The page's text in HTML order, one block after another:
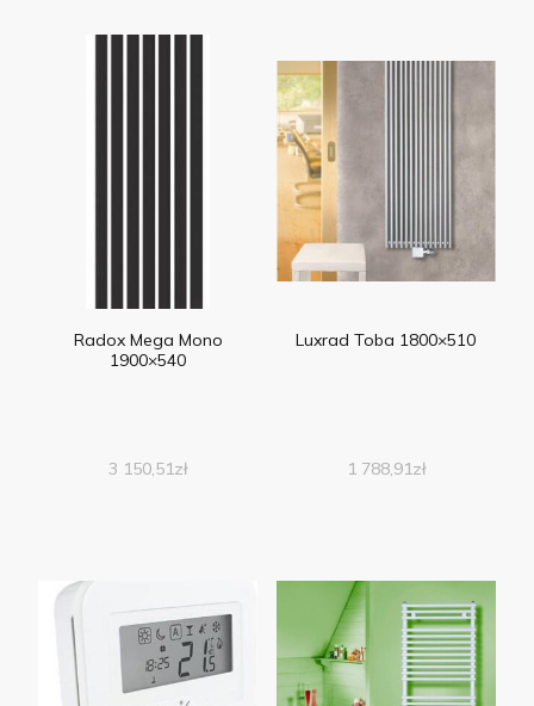
Radox Mega Mono
1900×540
3 150,51zł
Luxrad Toba 1800×510
1 788,91zł